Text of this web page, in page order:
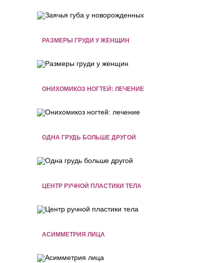
РАЗМЕРЫ ГРУДИ У ЖЕНЩИН
ОНИХОМИКОЗ НОГТЕЙ: ЛЕЧЕНИЕ
ОДНА ГРУДЬ БОЛЬШЕ ДРУГОЙ
ЦЕНТР РУЧНОЙ ПЛАСТИКИ ТЕЛА
АСИММЕТРИЯ ЛИЦА